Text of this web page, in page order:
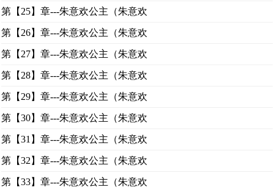
第【25】章---朱意欢公主（朱意欢
第【26】章---朱意欢公主（朱意欢
第【27】章---朱意欢公主（朱意欢
第【28】章---朱意欢公主（朱意欢
第【29】章---朱意欢公主（朱意欢
第【30】章---朱意欢公主（朱意欢
第【31】章---朱意欢公主（朱意欢
第【32】章---朱意欢公主（朱意欢
第【33】章---朱意欢公主（朱意欢